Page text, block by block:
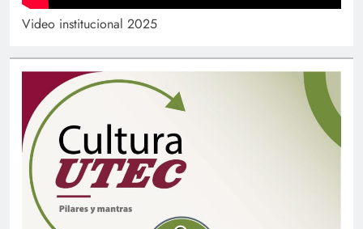
Video institucional 2025